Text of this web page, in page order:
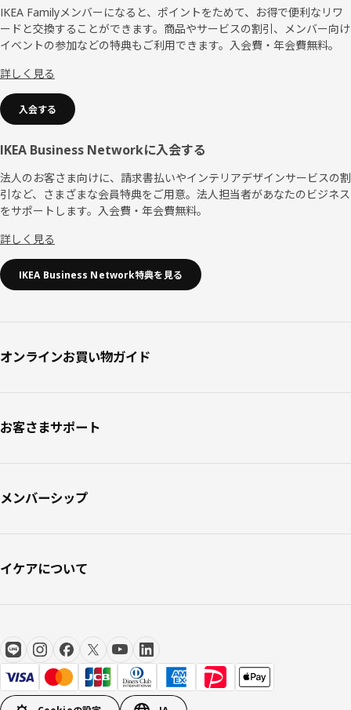
ッ
タ
IKEA Familyメンバーになると、ポイントをためて、お得で便利なリワ
ードと交換することができます。商品やサービスの割引、メンバー向け
イベントの参加などの特典もご利用できます。入会費・年会費無料。
詳しく見る
入会する
IKEA Business Networkに入会する
法人のお客さま向けに、請求書払いやインテリアデザインサービスの割
引など、さまざまな会員特典をご用意。法人担当者があなたのビジネス
をサポートします。入会費・年会費無料。
詳しく見る
IKEA Business Network特典を見る
オンラインお買い物ガイド
お客さまサポート
メンバーシップ
イケアについて